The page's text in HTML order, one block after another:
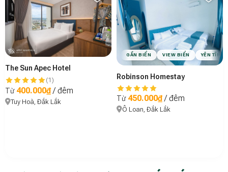
The Sun Apec Hotel
(1)
Từ 400.000₫/ đêm
Tuy Hoà, Đắk Lắk
GẦN BIỂN VIEW BIỂN YÊN TĨNH
Robinson Homestay
Từ 450.000₫/ đêm
Ô Loan, Đắk Lắk